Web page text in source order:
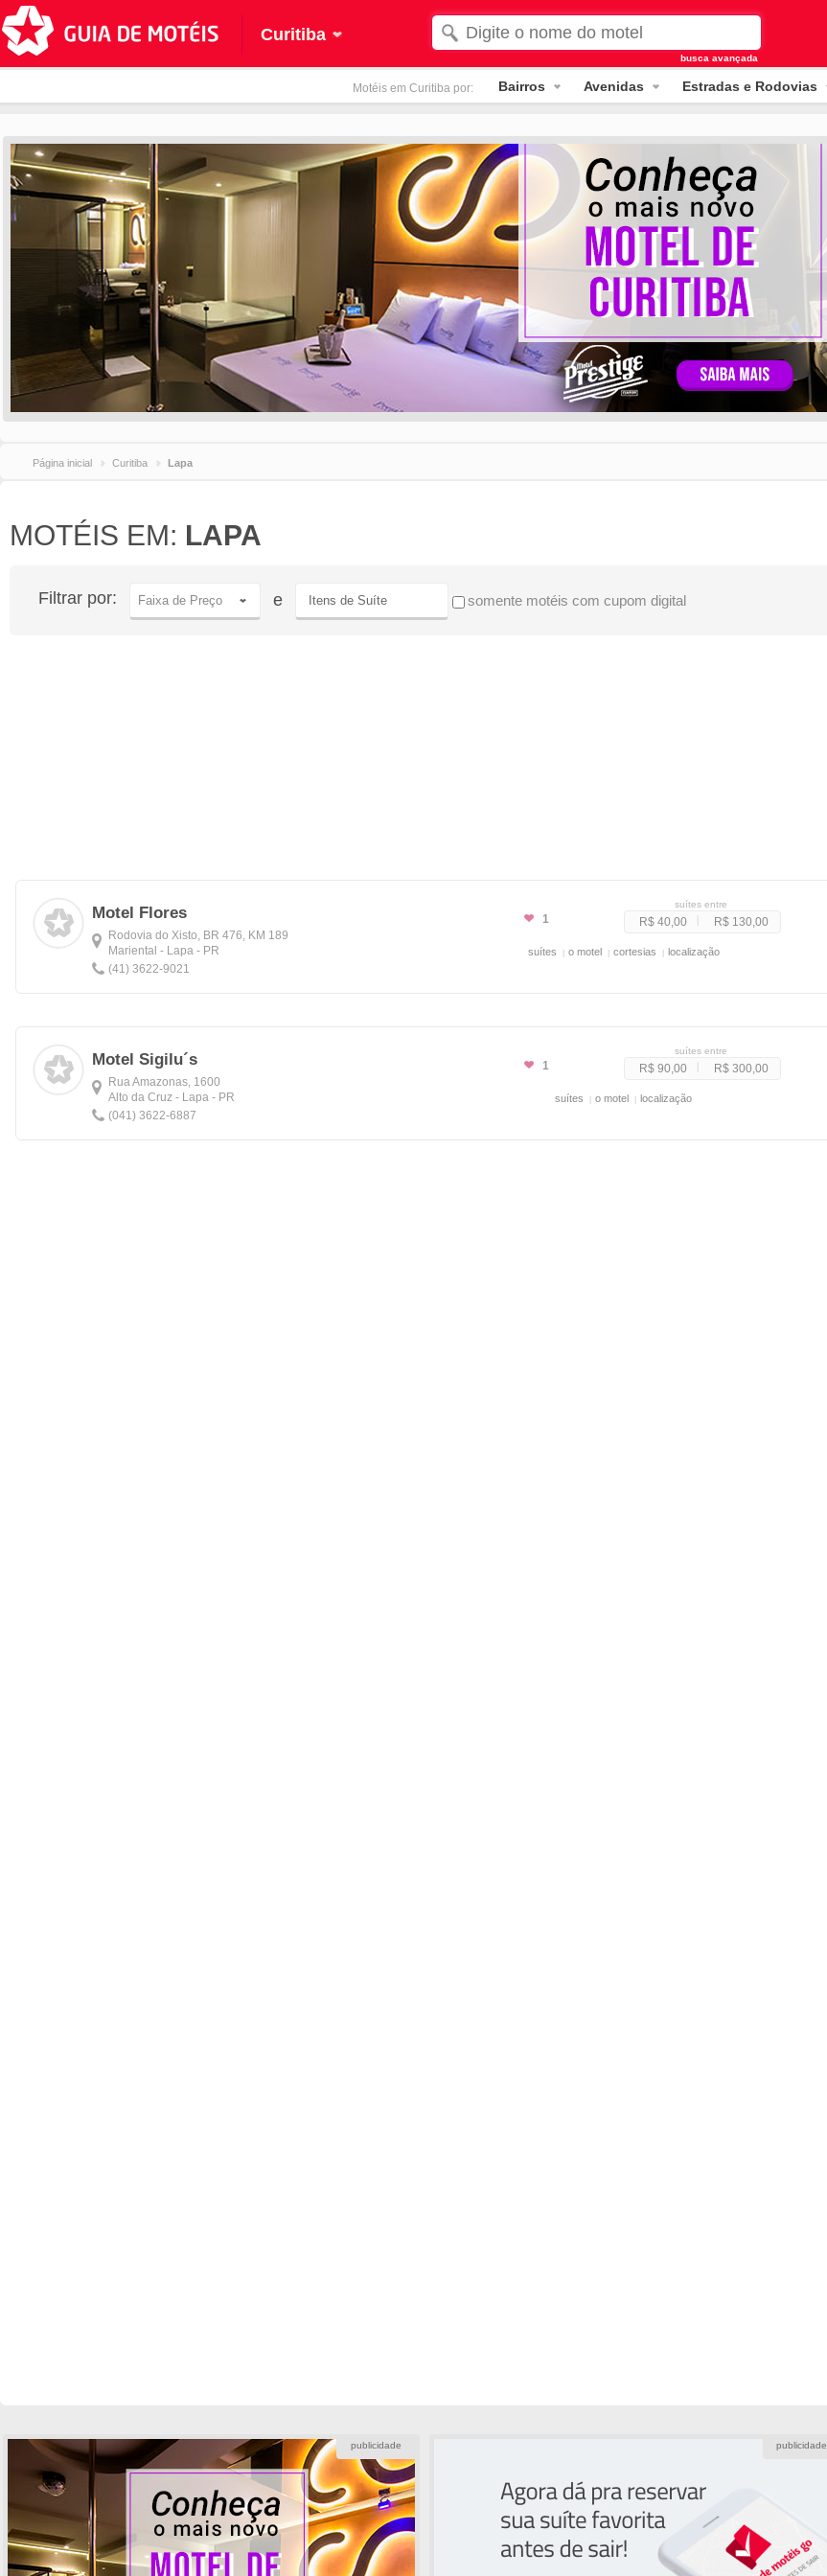
Curitiba
busca avançada
Motéis em Curitiba por: Bairros Avenidas Estradas e Rodovias
Página inicial Curitiba Lapa
MOTÉIS EM: LAPA
Filtrar por: Faixa de Preço e somente motéis com cupom digital
Motel Flores
Rodovia do Xisto, BR 476, KM 189
Mariental - Lapa - PR
(41) 3622-9021
1
suítes entre
R$ 40,00 R$ 130,00
suítes o motel cortesias localização
Motel Sigilu´s
Rua Amazonas, 1600
Alto da Cruz - Lapa - PR
(041) 3622-6887
1
suítes entre
R$ 90,00 R$ 300,00
suítes o motel localização
publicidade publicidade